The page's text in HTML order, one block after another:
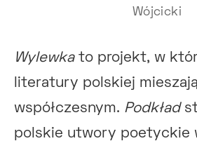
Wójcicki
Wylewkato projekt, w
literatury polskiej
współczesnym. Podkład
polskie utwory poetyckie